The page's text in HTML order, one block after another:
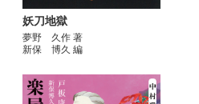
妖刀地獄
夢野 久作 著
新保 博久 編